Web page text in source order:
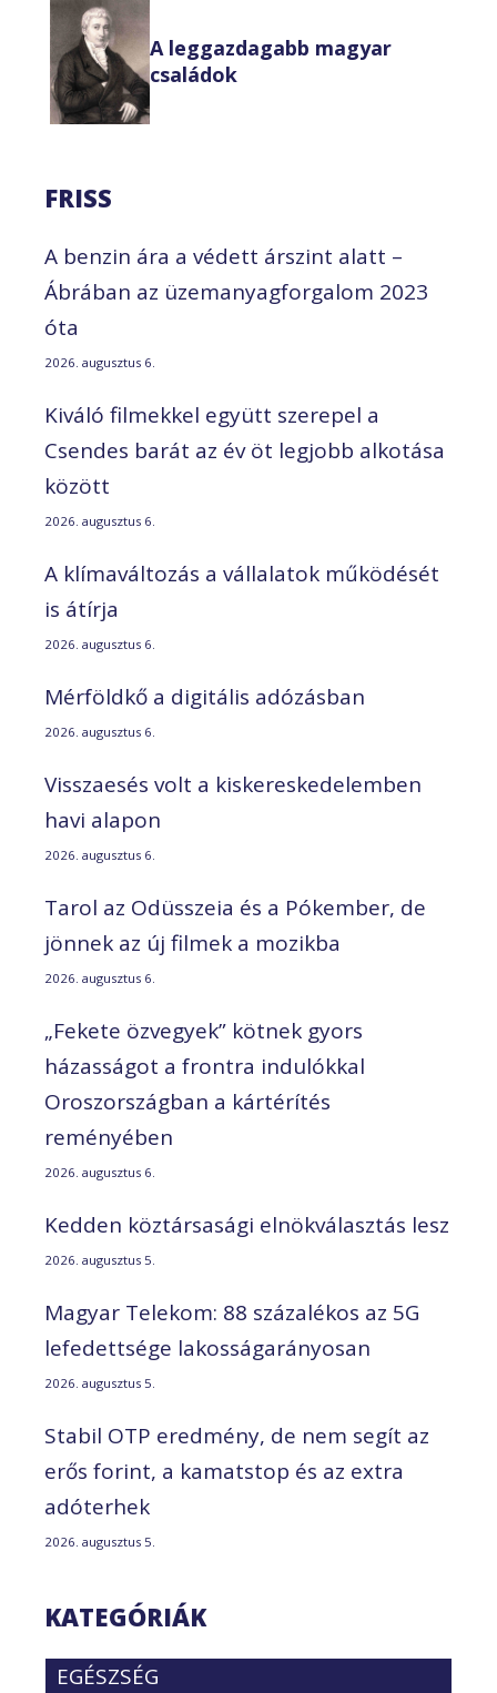
A leggazdagabb magyar
családok
FRISS
A benzin ára a védett árszint alatt –
Ábrában az üzemanyagforgalom 2023
óta
2026. augusztus 6.
Kiváló filmekkel együtt szerepel a
Csendes barát az év öt legjobb alkotása
között
2026. augusztus 6.
A klímaváltozás a vállalatok működését
is átírja
2026. augusztus 6.
Mérföldkő a digitális adózásban
2026. augusztus 6.
Visszaesés volt a kiskereskedelemben
havi alapon
2026. augusztus 6.
Tarol az Odüsszeia és a Pókember, de
jönnek az új filmek a mozikba
2026. augusztus 6.
„Fekete özvegyek” kötnek gyors
házasságot a frontra indulókkal
Oroszországban a kártérítés
reményében
2026. augusztus 6.
Kedden köztársasági elnökválasztás lesz
2026. augusztus 5.
Magyar Telekom: 88 százalékos az 5G
lefedettsége lakosságarányosan
2026. augusztus 5.
Stabil OTP eredmény, de nem segít az
erős forint, a kamatstop és az extra
adóterhek
2026. augusztus 5.
KATEGÓRIÁK
EGÉSZSÉG